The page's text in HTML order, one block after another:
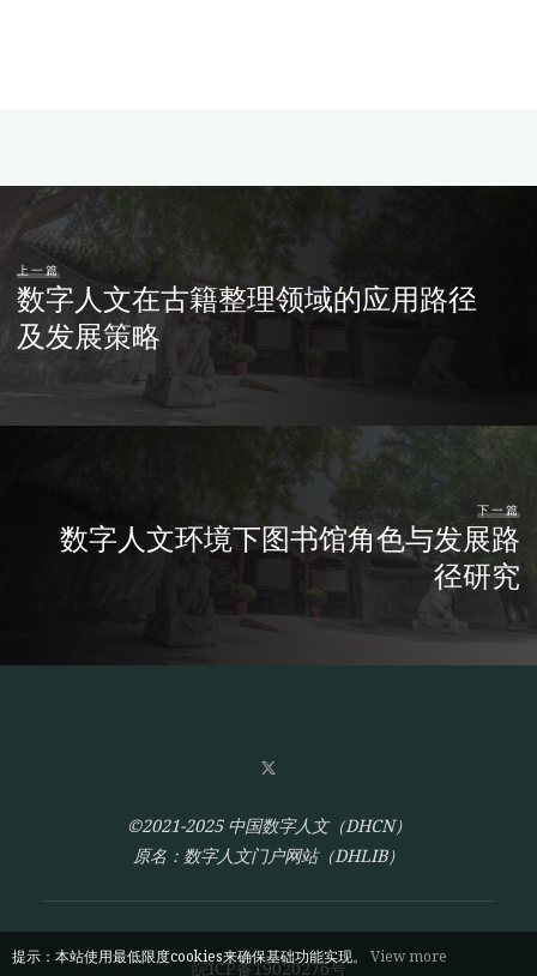
上一篇
数字人文在古籍整理领域的应用路径
及发展策略
下一篇
数字人文环境下图书馆角色与发展路
径研究
©2021-2025 中国数字人文（DHCN）
原名：数字人文门户网站（DHLIB）
皖ICP备19020276号
提示：本站使用最低限度cookies来确保基础功能实现。 View more